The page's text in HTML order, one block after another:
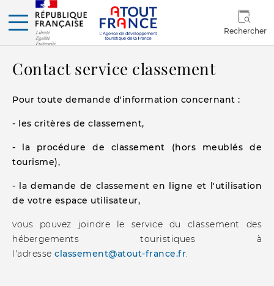
Rechercher
Contact service classement
Pour toute demande d'information concernant :
- les critères de classement,
- la procédure de classement (hors meublés de
tourisme),
- la demande de classement en ligne et l'utilisation
de votre espace utilisateur,
vous pouvez joindre le service du classement des
hébergements touristiques à
l'adresse classement@atout-france.fr.